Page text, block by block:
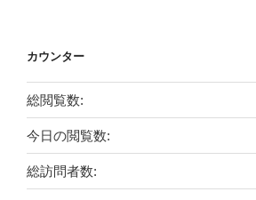
カウンター
総閲覧数:
今日の閲覧数:
総訪問者数: